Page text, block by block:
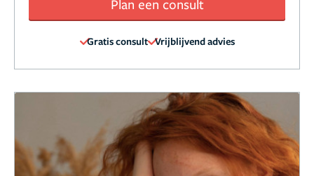
Plan een consult
Gratis consult Vrijblijvend advies